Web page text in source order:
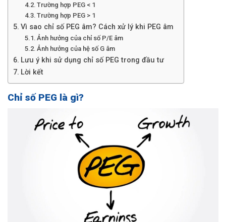
Trường hợp PEG < 1
Trường hợp PEG > 1
Vì sao chỉ số PEG âm? Cách xử lý khi PEG âm
Ảnh hưởng của chỉ số P/E âm
Ảnh hưởng của hệ số G âm
Lưu ý khi sử dụng chỉ số PEG trong đầu tư
Lời kết
Chỉ số PEG là gì?